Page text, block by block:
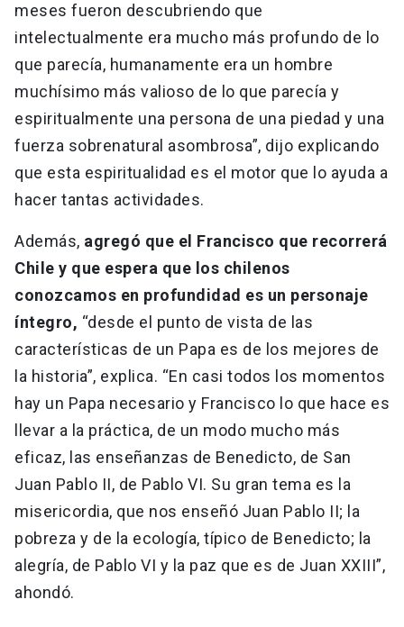
meses fueron descubriendo que
intelectualmente era mucho más profundo de lo
que parecía, humanamente era un hombre
muchísimo más valioso de lo que parecía y
espiritualmente una persona de una piedad y una
fuerza sobrenatural asombrosa”, dijo explicando
que esta espiritualidad es el motor que lo ayuda a
hacer tantas actividades.
Además, agregó que el Francisco que recorrerá
Chile y que espera que los chilenos
conozcamos en profundidad es un personaje
íntegro, “desde el punto de vista de las
características de un Papa es de los mejores de
la historia”, explica. “En casi todos los momentos
hay un Papa necesario y Francisco lo que hace es
llevar a la práctica, de un modo mucho más
eficaz, las enseñanzas de Benedicto, de San
Juan Pablo II, de Pablo VI. Su gran tema es la
misericordia, que nos enseñó Juan Pablo II; la
pobreza y de la ecología, típico de Benedicto; la
alegría, de Pablo VI y la paz que es de Juan XXIII”,
ahondó.